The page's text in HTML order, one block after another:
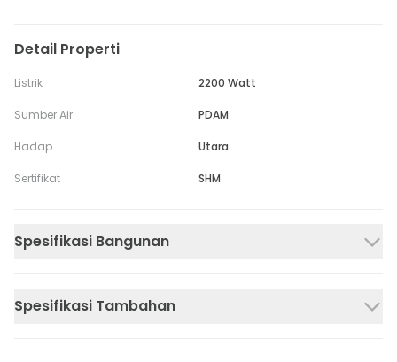
Detail Properti
Listrik 2200 Watt
Sumber Air PDAM
Hadap Utara
Sertifikat SHM
Spesifikasi Bangunan
Spesifikasi Tambahan